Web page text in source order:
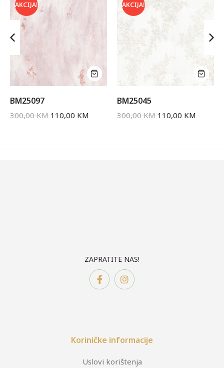
AKCIJA!
BM25097
300,00KM 110,00 KM
AKCIJA!
BM25045
300,00KM 110,00 KM
ZAPRATITE NAS!
Koriničke informacije
Uslovi korištenja